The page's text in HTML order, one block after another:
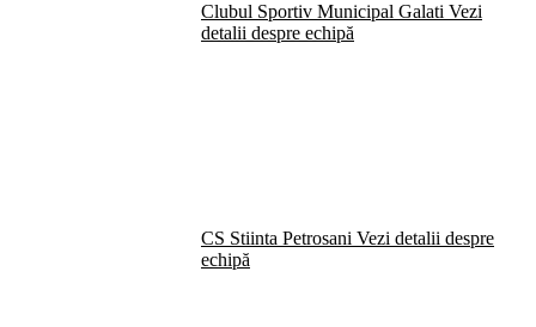
Clubul Sportiv Municipal Galati Vezi
detalii despre echipă
CS Stiinta Petrosani Vezi detalii despre
echipă